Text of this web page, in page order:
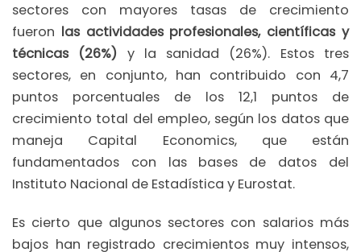
sectores con mayores tasas de crecimiento
fueron las actividades profesionales, científicas y
técnicas (26%) y la sanidad (26%). Estos tres
sectores, en conjunto, han contribuido con 4,7
puntos porcentuales de los 12,1 puntos de
crecimiento total del empleo, según los datos que
maneja Capital Economics, que están
fundamentados con las bases de datos del
Instituto Nacional de Estadística y Eurostat.
Es cierto que algunos sectores con salarios más
bajos han registrado crecimientos muy intensos,